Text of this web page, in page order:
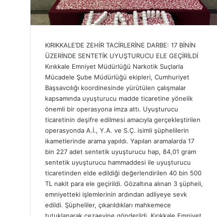
KIRIKKALE’DE ZEHİR TACİRLERİNE DARBE: 17 BİNİN
ÜZERİNDE SENTETİK UYUŞTURUCU ELE GEÇİRİLDİ
Kırıkkale Emniyet Müdürlüğü Narkotik Suçlarla
Mücadele Şube Müdürlüğü ekipleri, Cumhuriyet
Başsavcılığı koordinesinde yürütülen çalışmalar
kapsamında uyuşturucu madde ticaretine yönelik
önemli bir operasyona imza attı. Uyuşturucu
ticaretinin deşifre edilmesi amacıyla gerçekleştirilen
operasyonda A.İ., Y.A. ve S.Ç. isimli şüphelilerin
ikametlerinde arama yapıldı. Yapılan aramalarda 17
bin 227 adet sentetik uyuşturucu hap, 84,01 gram
sentetik uyuşturucu hammaddesi ile uyuşturucu
ticaretinden elde edildiği değerlendirilen 40 bin 500
TL nakit para ele geçirildi. Gözaltına alınan 3 şüpheli,
emniyetteki işlemlerinin ardından adliyeye sevk
edildi. Şüpheliler, çıkarıldıkları mahkemece